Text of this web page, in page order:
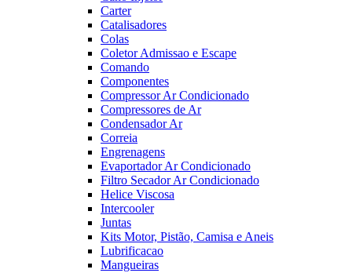
Carter
Catalisadores
Colas
Coletor Admissao e Escape
Comando
Componentes
Compressor Ar Condicionado
Compressores de Ar
Condensador Ar
Correia
Engrenagens
Evaportador Ar Condicionado
Filtro Secador Ar Condicionado
Helice Viscosa
Intercooler
Juntas
Kits Motor, Pistão, Camisa e Aneis
Lubrificacao
Mangueiras